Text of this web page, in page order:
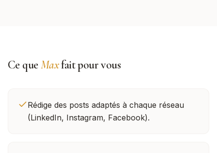
Ce queMaxfait pour vous
Rédige des posts adaptés à chaque réseau
(LinkedIn, Instagram, Facebook).